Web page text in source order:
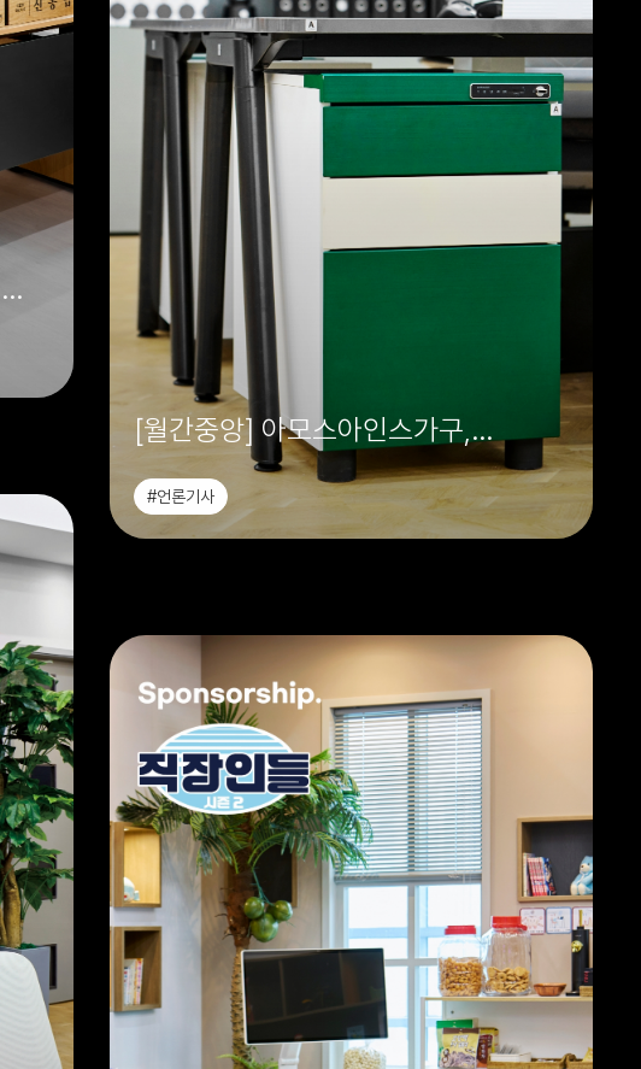
[월간중앙] 아모스아인스가구,
‘직장인들 시즌 2’ 오피스 공간 전체
협찬
#언론기사